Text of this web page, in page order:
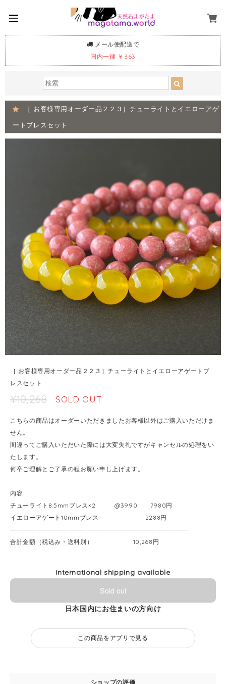
メール便配送で
国内一律 ￥363
［ お客様専用オーダー品２２３］チューライトとイエローアゲ
ートブレスセット
［ お客様専用オーダー品２２３］チューライトとイエローアゲートブ
レスセット
¥10,268 SOLD OUT
こちらの商品はオーダーいただきましたお客様以外はご購入いただけま
せん。
間違ってご購入いただいた際には大変失礼ですがキャンセルの処理をい
たします。
何卒ご理解とご了承の程お願い申し上げます。
内容
チューライト8.5mmブレス×2 @3990 7980円
イエローアゲート10mmブレス 2288円
――――――――――――――――――――――――――――
合計金額（税込み・送料別） 10,268円
International shipping available
Sold out
日本国内にお住まいの方向け
この商品をアプリで見る
ショップの評価